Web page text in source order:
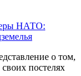
НАТО:
о том,
постелях